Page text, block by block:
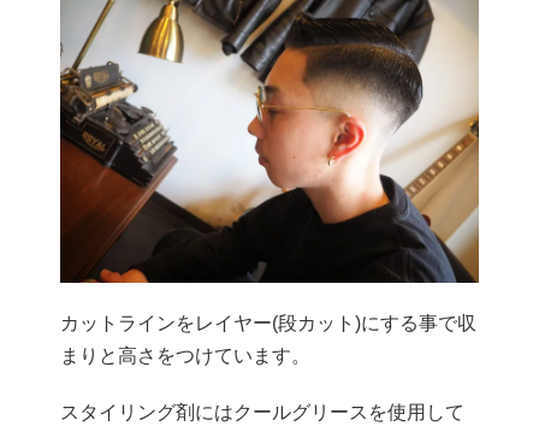
カットラインをレイヤー(段カット)にする事で収
まりと高さをつけています。
スタイリング剤にはクールグリースを使用して